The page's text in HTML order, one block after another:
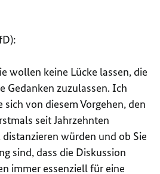
wollen keine Lücke lassen, die
Gedanken zuzulassen. Ich
sich von diesem Vorgehen, den
seit Jahrzehnten
würden und ob Sie
sind, dass die Diskussion
immer essenziell für eine